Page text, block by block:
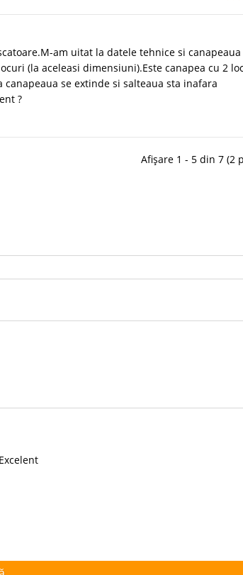
am uitat la datele tehnice si canapeaua
(la aceleasi dimensiuni).Este canapea cu 2
se extinde si salteaua sta inafara
?
Afișare 1 - 5 din 7 (2
Excelent